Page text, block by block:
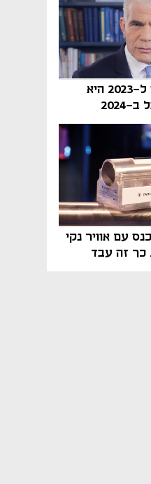
לפיד: "התחזית שלי ל-2023 היא
שיהיה רע מאוד, אבל ב-2024
עם אוויר נקי
כך זה עבד